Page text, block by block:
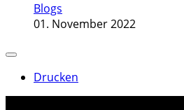
Blogs
01. November 2022
Drucken